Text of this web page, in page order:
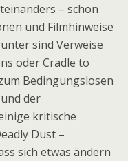
– schon
und Filmhinweise
sind Verweise
oder Cradle to
Bedingungslosen
der
kritische
Dust –
sich etwas ändern